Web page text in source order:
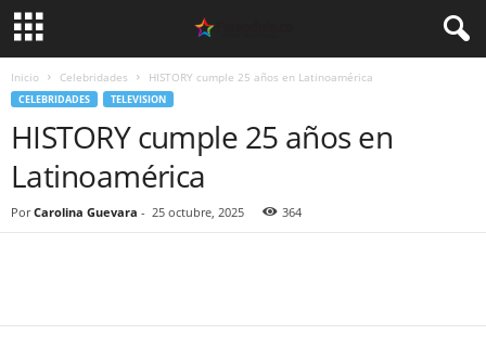
Inicio Celebridades HISTORY cumple 25 años en Latinoamérica
CELEBRIDADES TELEVISION
HISTORY cumple 25 años en
Latinoamérica
Por Carolina Guevara - 25 octubre, 2025 364